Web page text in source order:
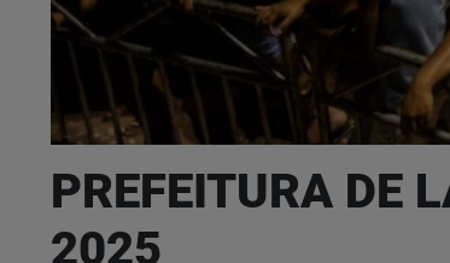
PREFEITURA DE
2025